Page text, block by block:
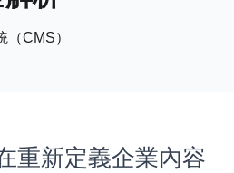
CMS）
重新定義企業內容